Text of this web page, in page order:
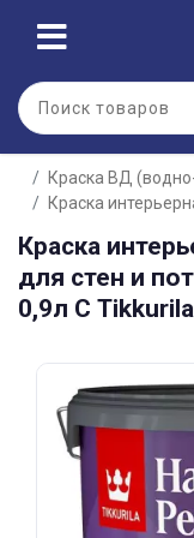
Краска ВД
Краска
Краска
для стен и
0,9л С Tikkurila
Для клиентов всех
Разбейте
оплатуна
без
График
Сегодня